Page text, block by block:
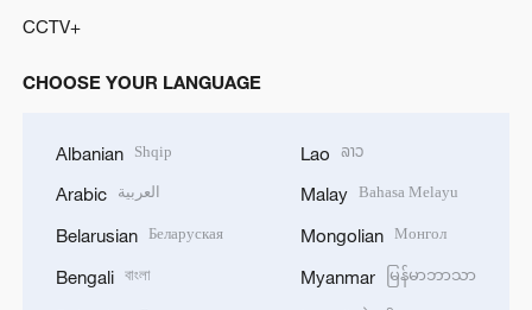
CCTV+
CHOOSE YOUR LANGUAGE
Albanian Shqip
Arabic العربية
Belarusian Беларуская
Bengali বাংলা
Lao ລາວ
Malay Bahasa Melayu
Mongolian Монгол
Myanmar မြန်မာဘာသာ